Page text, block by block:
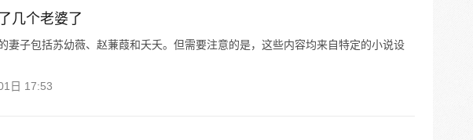
几个老婆了
妻子包括苏幼薇、赵蒹葭和夭夭。但需要注意的是，这些内容均来自特定的小说设
日 17:53